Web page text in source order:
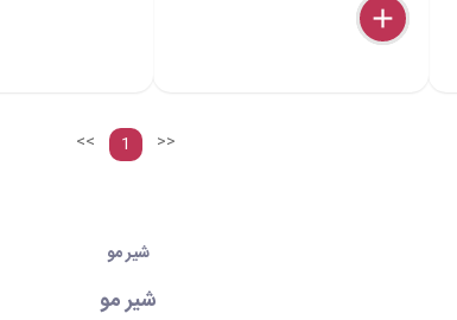
delete
remove
add
<< 1 >>
شیر مو
شیر مو